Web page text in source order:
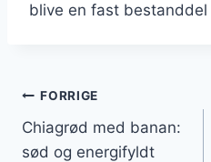
blive en fast
FORRIGE
Chiagrød med banan:
sød og energifyldt